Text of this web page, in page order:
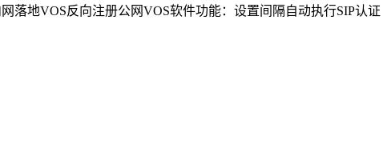
落地VOS反向注册公网VOS软件功能：设置间隔自动执行SIP认证